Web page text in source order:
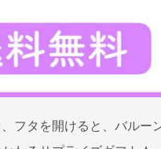
フタを開けると、バルー